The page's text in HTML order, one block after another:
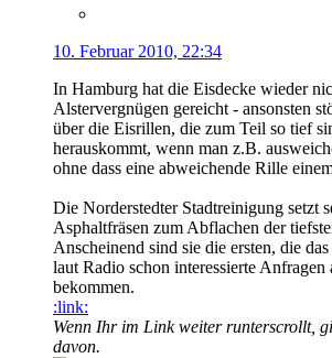
10. Februar 2010, 22:34
In Hamburg hat die Eisdecke wieder
Alstervergnügen gereicht - ansonsten
über die Eisrillen, die zum Teil so tief
herauskommt, wenn man z.B.
ohne dass eine abweichende Rille
Die Norderstedter Stadtreinigung setzt
Asphaltfräsen zum Abflachen der
Anscheinend sind sie die ersten, die
laut Radio schon interessierte Anfragen
bekommen.
:link:
Wenn Ihr im Link weiter runterscrollt,
davon.